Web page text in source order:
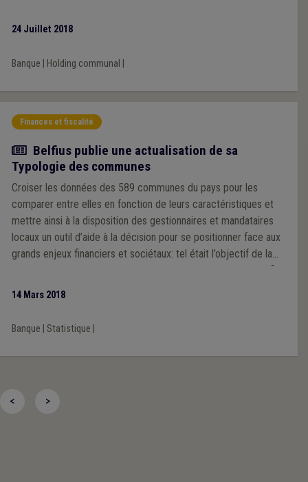
cette compensation en faveur des villes et communes
24 Juillet 2018
Banque Holding communal
Finances et fiscalité
Actualité
Belfius publie une actualisation de sa
Typologie des communes
Croiser les données des 589 communes du pays pour les
comparer entre elles en fonction de leurs caractéristiques et
mettre ainsi à la disposition des gestionnaires et mandataires
locaux un outil d’aide à la décision pour se positionner face aux
grands enjeux financiers et sociétaux: tel était l’objectif de la
première Typologie des communes publiée il y a 20 ans. Belfius
14 Mars 2018
Banque Statistique
< >